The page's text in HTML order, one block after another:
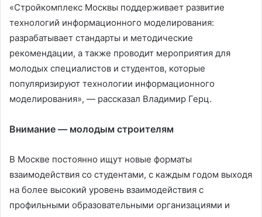
«Стройкомплекс Москвы поддерживает развитие
технологий информационного моделирования:
разрабатывает стандарты и методические
рекомендации, а также проводит мероприятия для
молодых специалистов и студентов, которые
популяризируют технологии информационного
моделирования», — рассказал Владимир Герц.
Внимание — молодым строителям
В Москве постоянно ищут новые форматы
взаимодействия со студентами, с каждым годом выходя
на более высокий уровень взаимодействия с
профильными образовательными организациями и